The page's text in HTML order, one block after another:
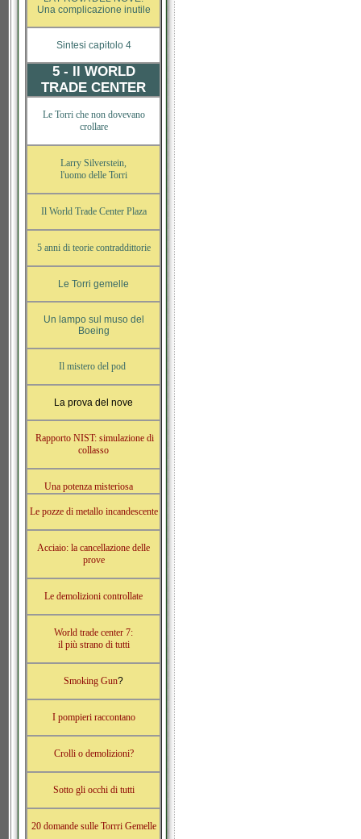
Una complicazione inutile
Sintesi capitolo 4
5 - Il WORLD
TRADE CENTER
Le Torri che non dovevano
crollare
Larry Silverstein,
l'uomo delle Torri
Il World Trade Center Plaza
5 anni di teorie contraddittorie
Le Torri gemelle
Un lampo sul muso del
Boeing
Il mistero del pod
La prova del nove
Rapporto NIST: simulazione di
collasso
Una potenza misteriosa
Le pozze di metallo incandescente
Acciaio: la cancellazione delle
prove
Le demolizioni controllate
World trade center 7:
il più strano di tutti
Smoking Gun?
I pompieri raccontano
Crolli o demolizioni?
Sotto gli occhi di tutti
20 domande sulle Torrri Gemelle